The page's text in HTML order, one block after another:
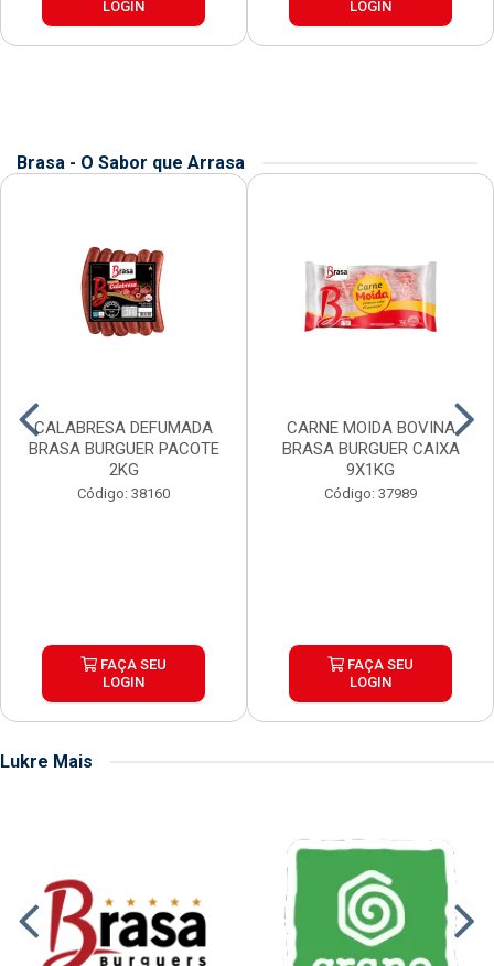
LOGIN LOGIN
Brasa - O Sabor que Arrasa
CALABRESA DEFUMADA
BRASA BURGUER PACOTE
2KG
Código: 38160
FAÇA SEU
LOGIN
CARNE MOIDA BOVINA
BRASA BURGUER CAIXA
9X1KG
Código: 37989
FAÇA SEU
LOGIN
Lukre Mais